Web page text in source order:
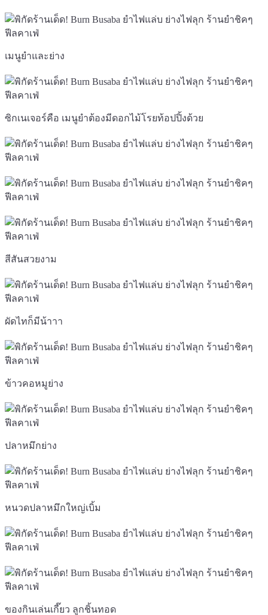
เมนูยำและย่าง
ซิกเนเจอร์คือ เมนูยำต้องมีดอกไม้โรยท้อปปิ้งด้วย
สีสันสวยงาม
ผัดไทก็มีน้าาา
ข้าวคอหมูย่าง
ปลาหมึกย่าง
หนวดปลาหมึกใหญ่เบิ้ม
ของกินเล่นเกี๊ยว ลูกชิ้นทอด